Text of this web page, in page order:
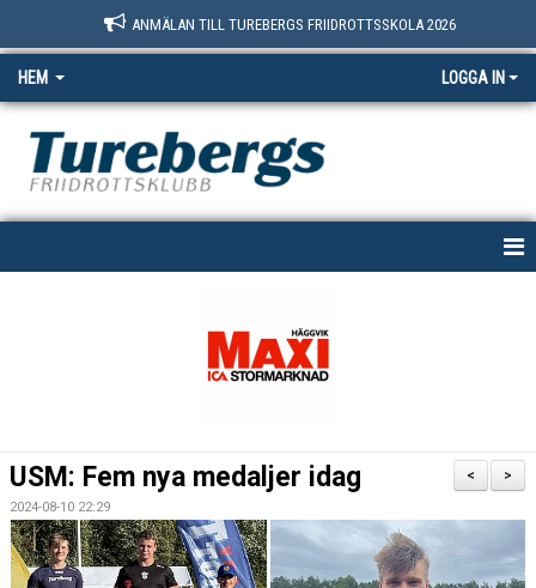
ANMÄLAN TILL TUREBERGS FRIIDROTTSSKOLA 2026
HEM LOGGA IN
MEDLEM
ARRANGEMANG
>
<
USM: Fem nya medaljer idag
2024-08-10 22:29